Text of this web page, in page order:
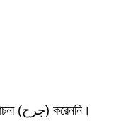
ইমাম বুখারি তাঁর জীবনী উল্লেখ করেছেন *التاريخ الكبير* (৫/১৩৩)-এ, এবং ইবন আবি হাতেম উল্লেখ করেছেন *الجرح والتعديل* (৫/৯৫)-এ। তবে কেউই তাঁর ব্যাপারে প্রশংসা (تعديل) কিংবা সমালোচনা (جرح) করেননি।